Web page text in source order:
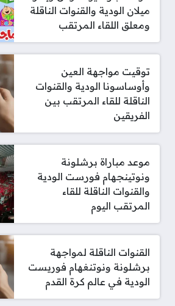
ميلان الودية والقنوات الناقلة
ومعلق اللقاء المرتقب
توقيت مواجهة العين
وأوساسونا الودية والقنوات
الناقلة للقاء المرتقب بين
الفريقين
موعد مباراة برشلونة
ونوتينجهام فورست الودية
والقنوات الناقلة للقاء
المرتقب اليوم
القنوات الناقلة لمواجهة
برشلونة ونوتنغهام فوريست
الودية في عالم كرة القدم